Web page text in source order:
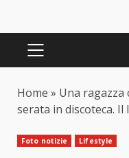
PRIMARY
Home » Una ragazza
serata in discoteca. Il
Foto notizie Lifestyle